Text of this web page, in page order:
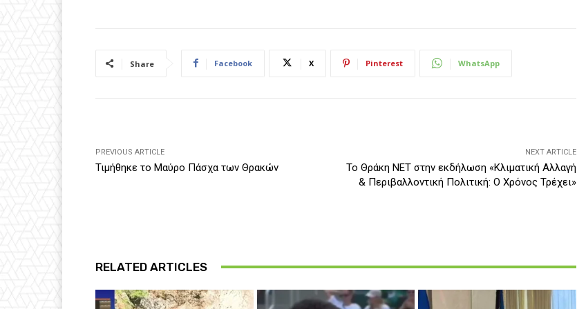
Share Facebook X Pinterest WhatsApp
PREVIOUS ARTICLE
Τιμήθηκε το Μαύρο Πάσχα των Θρακών
NEXT ARTICLE
Το Θράκη ΝΕΤ στην εκδήλωση «Κλιματική Αλλαγή
& Περιβαλλοντική Πολιτική: Ο Χρόνος Τρέχει»
RELATED ARTICLES